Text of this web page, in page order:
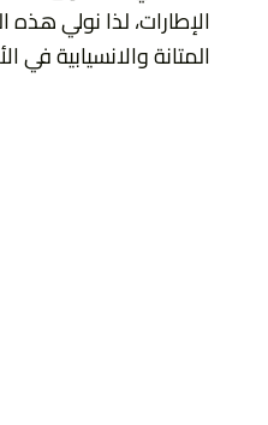
الإطارات، لذا نولي
المتانة والانسيابية في